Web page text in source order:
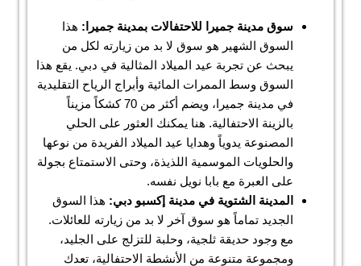
سوق مدينة جميرا للاحتفالات بمدينة جميرا: هذا
السوق الشهير هو سوق لا بد من زيارته لكل من
يبحث عن تجربة عيد الميلاد المثالية في دبي. يقع هذا
السوق وسط الممرات المائية وأبراج الرياح التقليدية
في مدينة جميرا، ويضم أكثر من 70 كشكاً مزيناً
بالزينة الاحتفالية. هنا يمكنك العثور على الحلي
المصنوعة يدوياً وهدايا عيد الميلاد الفريدة من نوعها
والحلويات الموسمية اللذيذة، وحتى الاستمتاع بجولة
على العبرة مع بابا نويل نفسه.
المدينة الشتوية في مدينة إكسبو دبي: هذا السوق
الجديد تماماً هو سوق آخر لا بد من زيارته للعائلات.
مع وجود حديقة ثلجية، وحلبة للتزلج على الجليد،
ومجموعة متنوعة من الأنشطة الاحتفالية، تعدك